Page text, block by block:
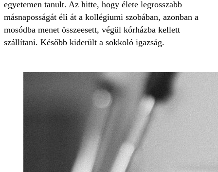
egyetemen tanult. Az hitte, hogy élete legrosszabb
másnaposságát éli át a kollégiumi szobában, azonban a
mosódba menet összeesett, végül kórházba kellett
szállítani. Később kiderült a sokkoló igazság.